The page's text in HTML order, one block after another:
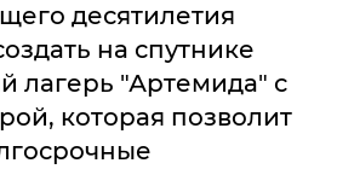
десятилетия
на спутнике
лагерь "Артемида" с
которая позволит